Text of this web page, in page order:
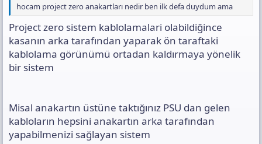
hocam project zero anakartları nedir ben ilk defa duydum ama
Project zero sistem kablolamalari olabildiğince
kasanın arka tarafından yaparak ön taraftaki
kablolama görünümü ortadan kaldırmaya yönelik
bir sistem
Misal anakartın üstüne taktığınız PSU dan gelen
kabloların hepsini anakartın arka tarafından
yapabilmenizi sağlayan sistem